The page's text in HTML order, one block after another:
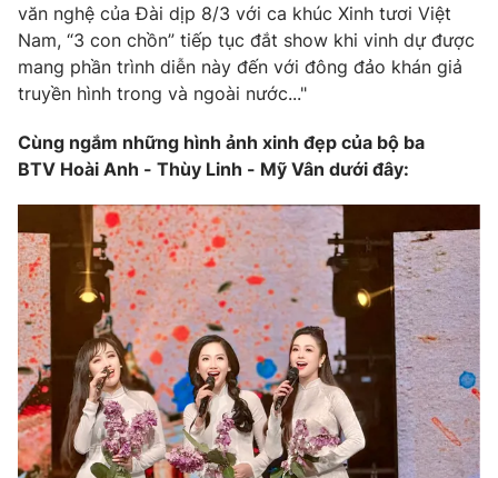
Theo dõi báo trên
Cơ quan chủ quản:Đài Truyền hình Việt Nam
Giấy phép hoạt động báo in và báo điện tử số 483/GP-BTTTT
cấp ngày 29/12/2023
Tổng Biên tập:Vũ Thanh Thủy
Phó Tổng Biên tập:Nguyễn Thị Mỹ Hạnh, Phạm Quốc Thắng,
Nguyễn Trọng Ninh
Tổng đài VTV:024.38 355 931 - 024.38 355 932
Ðiện thoại Thời báo VTV:024.66 897 897
Email:
toasoan@vtv.vn
Liên hệ quảng cáo:024-7300.7108
văn nghệ của Đài dịp 8/3 với ca khúc Xinh tươi Việt
Nam, “3 con chồn” tiếp tục đắt show khi vinh dự được
mang phần trình diễn này đến với đông đảo khán giả
truyền hình trong và ngoài nước..."
Cùng ngắm những hình ảnh xinh đẹp của bộ ba
BTV Hoài Anh - Thùy Linh - Mỹ Vân dưới đây: